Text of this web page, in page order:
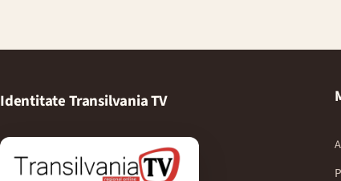
Identitate Transilvania TV